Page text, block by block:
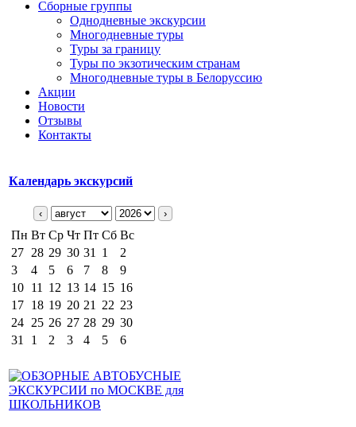
Сборные группы
Однодневные экскурсии
Многодневные туры
Туры за границу
Туры по экзотическим странам
Многодневные туры в Белоруссию
Акции
Новости
Отзывы
Контакты
Календарь экскурсий
‹ ›
Пн Вт Ср Чт Пт Сб Вс
27 28 29 30 31 1
2
3
4 5 6 7 8
9
10 11 12 13 14 15 16
17 18 19 20 21 22 23
24 25 26 27 28 29 30
31
1 2 3 4 5 6